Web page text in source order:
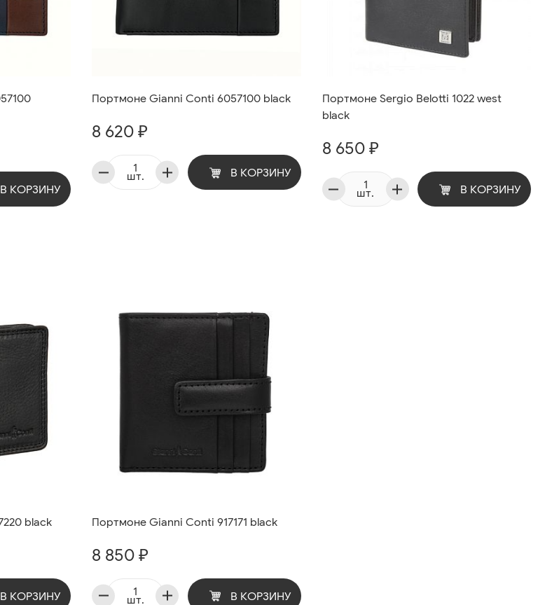
В КОРЗИНУ
Портмоне Gianni Conti 6057100 black
8 620 ₽
шт. В КОРЗИНУ
Портмоне Sergio Belotti 1022 west
black
8 650 ₽
шт. В КОРЗИНУ
black
В КОРЗИНУ
Портмоне Gianni Conti 917171 black
8 850 ₽
шт. В КОРЗИНУ